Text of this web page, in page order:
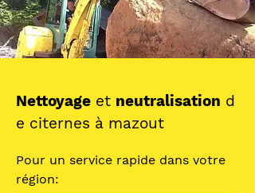
Nettoyage et neutralisation d
e citernes à mazout
Pour un service rapide dans votre
région: